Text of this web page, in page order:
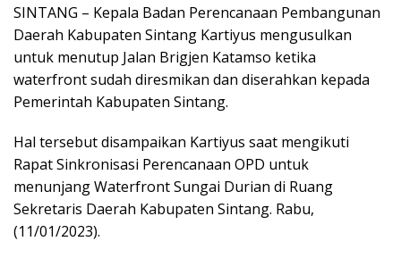
SINTANG – Kepala Badan Perencanaan Pembangunan
Daerah Kabupaten Sintang Kartiyus mengusulkan
untuk menutup Jalan Brigjen Katamso ketika
waterfront sudah diresmikan dan diserahkan kepada
Pemerintah Kabupaten Sintang.
Hal tersebut disampaikan Kartiyus saat mengikuti
Rapat Sinkronisasi Perencanaan OPD untuk
menunjang Waterfront Sungai Durian di Ruang
Sekretaris Daerah Kabupaten Sintang. Rabu,
(11/01/2023).